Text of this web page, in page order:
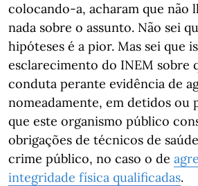
colocando-a, acharam que não
nada sobre o assunto. Não sei
hipóteses é a pior. Mas sei que
esclarecimento do INEM sobre
conduta perante evidência de
nomeadamente, em detidos ou
que este organismo público
obrigações de técnicos de
crime público, no caso o de
integridade física qualificadas.